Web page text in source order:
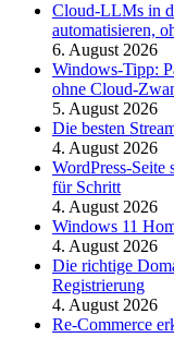
Cloud-LLMs in
automatisieren,
6. August 2026
Windows-Tipp:
ohne Cloud-
5. August 2026
Die besten
4. August 2026
WordPress-Seite
für Schritt
4. August 2026
Windows 11
4. August 2026
Die richtige
Registrierung
4. August 2026
Re-Commerce